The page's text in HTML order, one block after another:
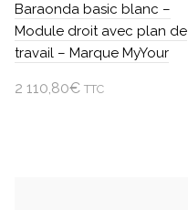
Baraonda basic blanc –
Module droit avec plan de
travail – Marque MyYour
2 110,80€ TTC